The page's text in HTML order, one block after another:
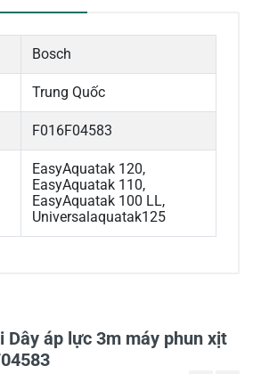
Bosch
Trung Quốc
F016F04583
EasyAquatak 120,
EasyAquatak 110,
EasyAquatak 100 LL,
Universalaquatak125
Dây áp lực 3m máy phun xịt